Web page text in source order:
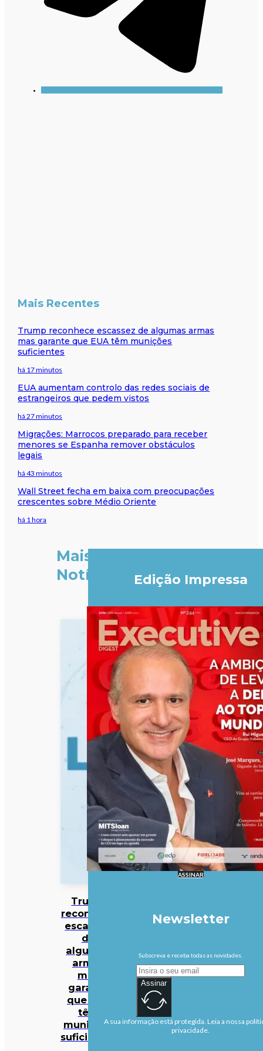
Mais Recentes
Trump reconhece escassez de algumas armas
mas garante que EUA têm munições
suficientes
há 17 minutos
EUA aumentam controlo das redes sociais de
estrangeiros que pedem vistos
há 27 minutos
Migrações: Marrocos preparado para receber
menores se Espanha remover obstáculos
legais
há 43 minutos
Wall Street fecha em baixa com preocupações
crescentes sobre Médio Oriente
há 1 hora
Mais
Notícias
Trump
reconhece
escassez
de
algumas
armas
mas
garante
que EUA
têm
munições
suficientes
Edição Impressa
ASSINAR
Newsletter
Subscreva e receba todas as novidades.
Assinar
A sua informação está protegida. Leia a nossa
privacidade.